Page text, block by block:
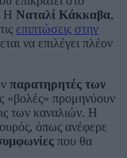
Η Ναταλί Κάκκαβα,
επιπτώσεις στην
να επιλέγει πλέον
παρατηρητές των
«βολές» προμηνύουν
των καναλιών. Η
όπως ανέφερε
που θα